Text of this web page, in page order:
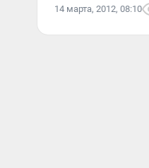
14 марта, 2012, 08:10